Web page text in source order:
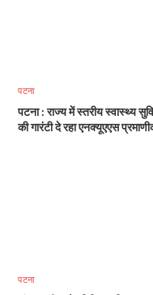
पटना
पटना : राज्य में स्तरीय स्वास्थ्य
की गारंटी दे रहा एनक्यूएएस
पटना